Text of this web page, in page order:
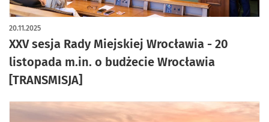
XXV sesja Rady Miejskiej Wrocławia - 20
listopada m.in. o budżecie Wrocławia
[TRANSMISJA]
20.11.2025